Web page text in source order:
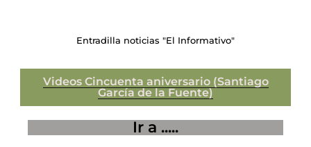
Entradilla noticias "El Informativo"
Videos Cincuenta aniversario (Santiago
García de la Fuente)
Ir a .....